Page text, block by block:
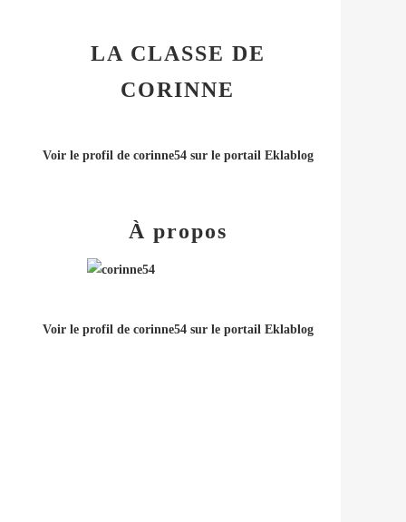
LA CLASSE DE
CORINNE
Voir le profil de corinne54sur le portail Eklablog
À propos
Voir le profil de corinne54sur le portail Eklablog